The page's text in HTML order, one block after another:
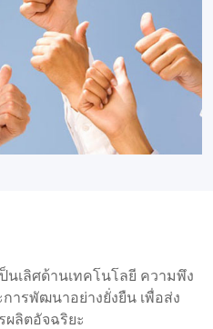
นเลิศด้านเทคโนโลยี ความพึง
ารพัฒนาอย่างยั่งยืน เพื่อส่ง
ผลิตอัจฉริยะ